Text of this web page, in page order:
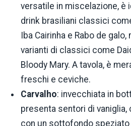
versatile in miscelazione, è
drink brasiliani classici
Iba Cairinha e Rabo de
varianti di classici come
Bloody Mary. A tavola, è
freschi e ceviche.
Carvalho: invecchiata in
presenta sentori di
con un sottofondo speziato